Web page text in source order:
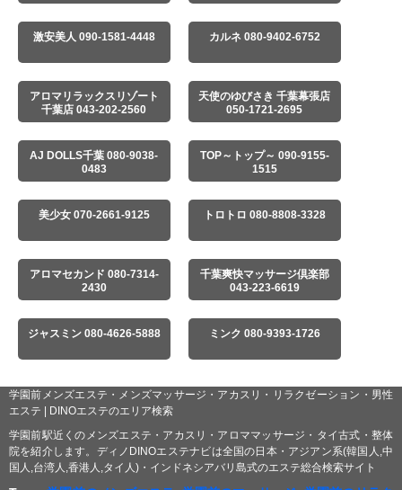
激安美人 090-1581-4448 カルネ 080-9402-6752
アロマリラックスリゾート
千葉店 043-202-2560
天使のゆびさき 千葉幕張店
050-1721-2695
AJ DOLLS千葉 080-9038-
0483
TOP～トップ～ 090-9155-
1515
美少女 070-2661-9125 トロトロ 080-8808-3328
アロマセカンド 080-7314-
2430
千葉爽快マッサージ倶楽部
043-223-6619
ジャスミン 080-4626-5888 ミンク 080-9393-1726
学園前メンズエステ・メンズマッサージ・アカスリ・リラクゼーション・男性
エステ | DINOエステのエリア検索
学園前駅近くのメンズエステ・アカスリ・アロママッサージ・タイ古式・整体
院を紹介します。ディノDINOエステナビは全国の日本・アジアン系(韓国人,中
国人,台湾人,香港人,タイ人)・インドネシアバリ島式のエステ総合検索サイト